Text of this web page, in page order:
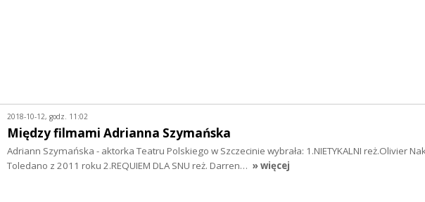
2018-10-12, godz. 11:02
Między filmami Adrianna Szymańska
Adriann Szymańska - aktorka Teatru Polskiego w Szczecinie wybrała: 1.NIETYKALNI reż.Olivier
Toledano z 2011 roku 2.REQUIEM DLA SNU reż. Darren… » więcej